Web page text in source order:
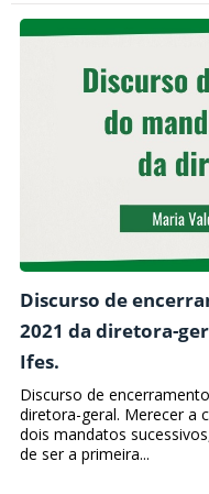
Discurso de
2021 da diretora-
Ifes.
Discurso de
diretora-geral. Merecer a
dois mandatos
de ser a primeira...